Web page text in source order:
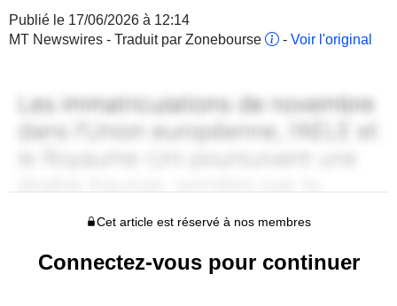
Publié le 17/06/2026 à 12:14
MT Newswires - Traduit par Zonebourse
- Voir l'original
Cet article est réservé à nos membres
Connectez-vous pour continuer